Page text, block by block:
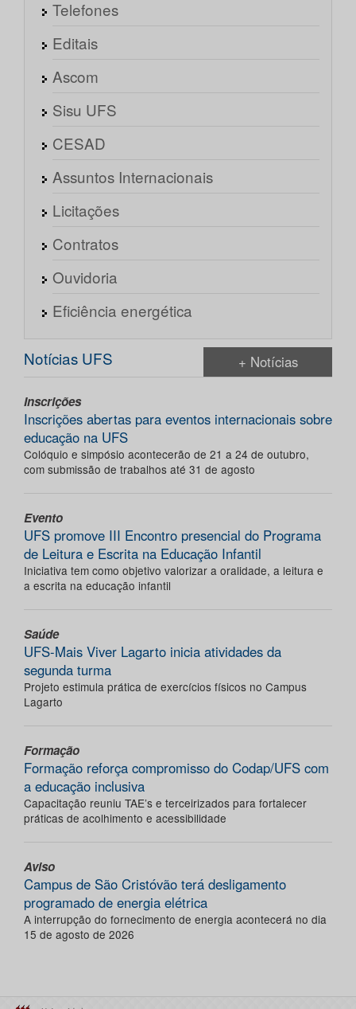
Telefones
Editais
Ascom
Sisu UFS
CESAD
Assuntos Internacionais
Licitações
Contratos
Ouvidoria
Eficiência energética
Notícias UFS + Notícias
Inscrições
Inscrições abertas para eventos internacionais sobre
educação na UFS
Colóquio e simpósio acontecerão de 21 a 24 de outubro,
com submissão de trabalhos até 31 de agosto
Evento
UFS promove III Encontro presencial do Programa
de Leitura e Escrita na Educação Infantil
Iniciativa tem como objetivo valorizar a oralidade, a leitura e
a escrita na educação infantil
Saúde
UFS-Mais Viver Lagarto inicia atividades da
segunda turma
Projeto estimula prática de exercícios físicos no Campus
Lagarto
Formação
Formação reforça compromisso do Codap/UFS com
a educação inclusiva
Capacitação reuniu TAE’s e terceirizados para fortalecer
práticas de acolhimento e acessibilidade
Aviso
Campus de São Cristóvão terá desligamento
programado de energia elétrica
A interrupção do fornecimento de energia acontecerá no dia
15 de agosto de 2026